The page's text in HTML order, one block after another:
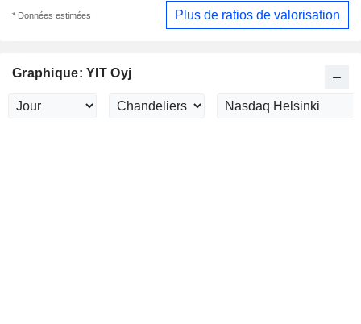
* Données estimées Plus de ratios de valorisation
Graphique: YIT Oyj